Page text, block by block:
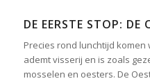
DE EERSTE STOP: DE
Precies rond lunchtijd komen
ademt visserij en is zoals
mosselen en oesters. De